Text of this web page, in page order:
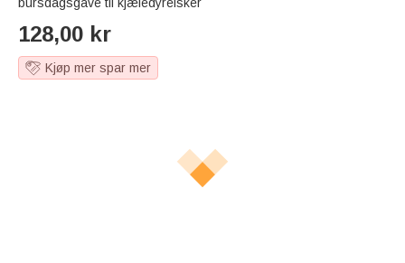
bursdagsgave til kjæledyrelsker
128,00 kr
Kjøp mer spar mer